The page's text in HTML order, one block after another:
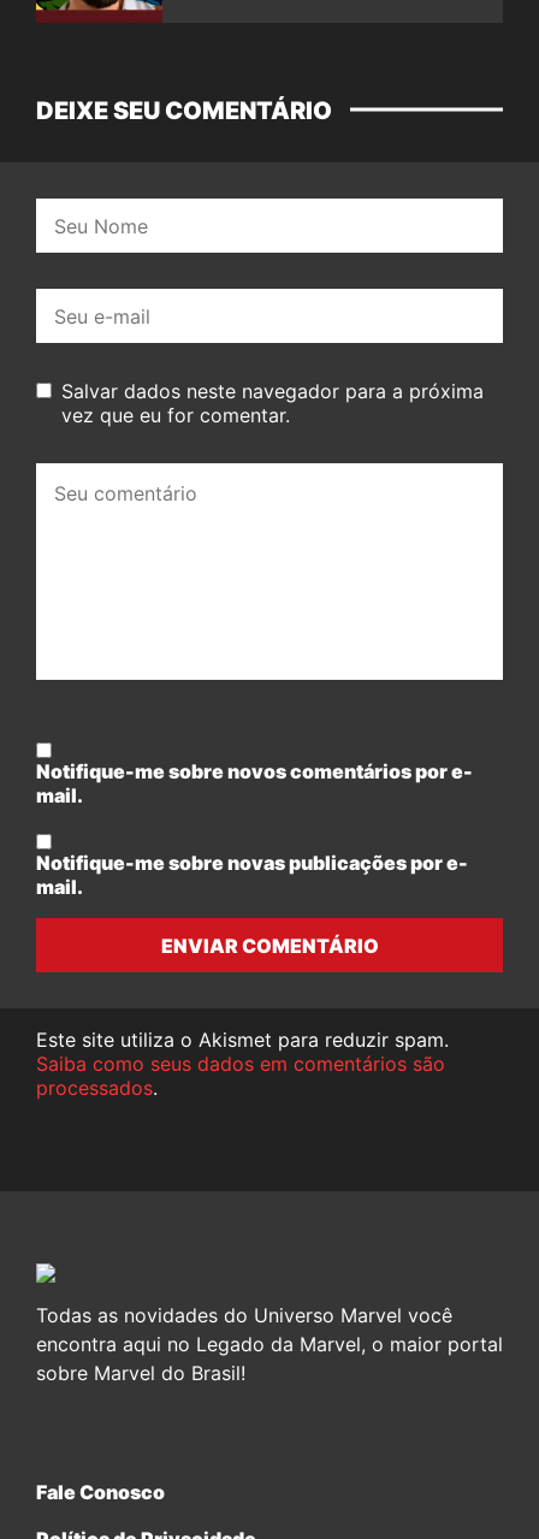
DEIXE SEU COMENTÁRIO
mail:
Salvar dados neste navegador para a próxima
vez que eu for comentar.
comentário:
Notifique-me sobre novos comentários por e-
mail.
Notifique-me sobre novas publicações por e-
mail.
ENVIAR COMENTÁRIO
Este site utiliza o Akismet para reduzir spam.
Saiba como seus dados em comentários são
processados.
Todas as novidades do Universo Marvel você
encontra aqui no Legado da Marvel, o maior portal
sobre Marvel do Brasil!
Fale Conosco